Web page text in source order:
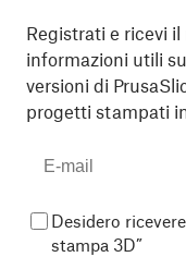
Registrati e ricevi
informazioni utili
versioni di
progetti stampati
Desidero
stampa 3D”